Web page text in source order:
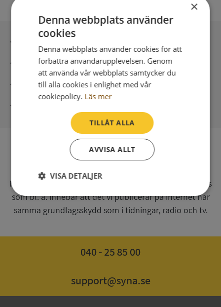
Säker betalning med stripe
Direkt digital leverans
Syna har för webbplatsen www.syna.se ett av
Myndigheten för press, radio och tv s.k. utgivningsbevis
som bl. a. innebär att det vi publicerar på internet har
samma grundlagsskydd som i tidningar, radio och tv.
040 - 25 85 00
support@syna.se
×
Denna webbplats använder
cookies
Denna webbplats använder cookies för att
förbättra användarupplevelsen. Genom
att använda vår webbplats samtycker du
till alla cookies i enlighet med vår
cookiepolicy. Läs mer
TILLÅT ALLA
AVVISA ALLT
VISA DETALJER
Strikt
nödvändigt
Prestanda Inriktning